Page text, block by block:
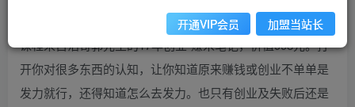
课程来自浩哥郭先生的17年创业-赚米笔记，价值998元。打
开你对很多东西的认知，让你知道原来赚钱或创业不单单是
发力就行，还得知道怎么去发力。也只有创业及失败后还是
开通VIP会员 加盟当站长